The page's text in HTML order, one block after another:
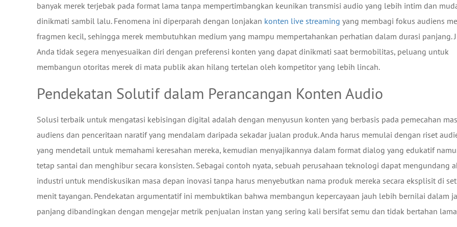
banyak merek terjebak pada format lama tanpa mempertimbangkan keunikan transmisi audio yang lebih intim dan
dinikmati sambil lalu. Fenomena ini diperparah dengan lonjakan konten live streaming yang membagi fokus audiens
fragmen kecil, sehingga merek membutuhkan medium yang mampu mempertahankan perhatian dalam durasi panjang.
Anda tidak segera menyesuaikan diri dengan preferensi konten yang dapat dinikmati saat bermobilitas, peluang untuk
membangun otoritas merek di mata publik akan hilang tertelan oleh kompetitor yang lebih lincah.
Pendekatan Solutif dalam Perancangan Konten Audio
Solusi terbaik untuk mengatasi kebisingan digital adalah dengan menyusun konten yang berbasis pada pemecahan
audiens dan penceritaan naratif yang mendalam daripada sekadar jualan produk. Anda harus memulai dengan riset
yang mendetail untuk memahami keresahan mereka, kemudian menyajikannya dalam format dialog yang edukatif
tetap santai dan menghibur secara konsisten. Sebagai contoh nyata, sebuah perusahaan teknologi dapat mengundang
industri untuk mendiskusikan masa depan inovasi tanpa harus menyebutkan nama produk mereka secara eksplisit di
menit tayangan. Pendekatan argumentatif ini membuktikan bahwa membangun kepercayaan jauh lebih bernilai dalam
panjang dibandingkan dengan mengejar metrik penjualan instan yang sering kali bersifat semu dan tidak bertahan